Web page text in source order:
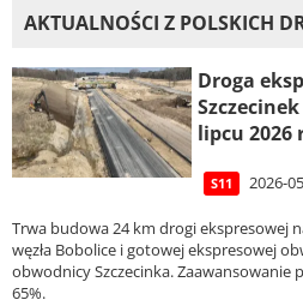
AKTUALNOŚCI Z POLSKICH
Droga
lipcu 2026
S11 2026-
Trwa budowa 24 km drogi ekspresowej
węzła Bobolice i gotowej ekspresowej
obwodnicy Szczecinka. Zaawansowanie
65%.